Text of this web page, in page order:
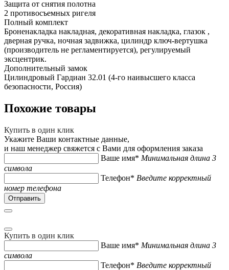
Защита от снятия полотна
2 противосъемных ригеля
Полный комплект
Броненакладка накладная, декоративная накладка, глазок ,
дверная ручка, ночная задвижка, цилиндр ключ-вертушка
(производитель не регламентируется), регулируемый
эксцентрик.
Дополнительный замок
Цилиндровый Гардиан 32.01 (4-го наивысшего класса
безопасности, Россия)
Похожие товары
Купить в один клик
Укажите Ваши контактные данные,
и наш менеджер свяжется с Вами для оформления заказа
Ваше имя* Минимальная длина 3
символа
Телефон* Введите корректный
номер телефона
Купить в один клик
Ваше имя* Минимальная длина 3
символа
Телефон* Введите корректный